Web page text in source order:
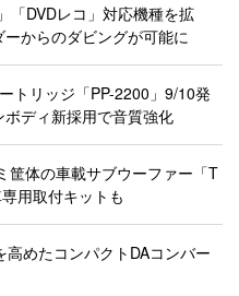
「DVDレコ」対応機種を拡
からのダビングが可能に
トリッジ「PP-2200」9/10発
ディ新採用で音質強化
筐体の車載サブウーファー「T
用取付キットも
めたコンパクトDAコンバー